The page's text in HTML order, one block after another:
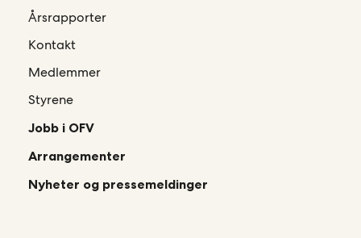
Årsrapporter
Kontakt
Medlemmer
Styrene
Jobb i OFV
Arrangementer
Nyheter og pressemeldinger